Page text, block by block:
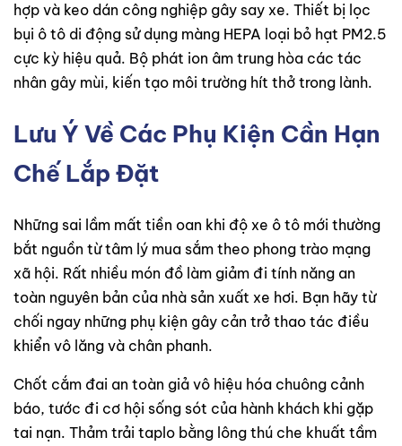
hợp và keo dán công nghiệp gây say xe. Thiết bị lọc
bụi ô tô di động sử dụng màng HEPA loại bỏ hạt PM2.5
cực kỳ hiệu quả. Bộ phát ion âm trung hòa các tác
nhân gây mùi, kiến tạo môi trường hít thở trong lành.
Lưu Ý Về Các Phụ Kiện Cần Hạn
Chế Lắp Đặt
Những sai lầm mất tiền oan khi độ xe ô tô mới thường
bắt nguồn từ tâm lý mua sắm theo phong trào mạng
xã hội. Rất nhiều món đồ làm giảm đi tính năng an
toàn nguyên bản của nhà sản xuất xe hơi. Bạn hãy từ
chối ngay những phụ kiện gây cản trở thao tác điều
khiển vô lăng và chân phanh.
Chốt cắm đai an toàn giả vô hiệu hóa chuông cảnh
báo, tước đi cơ hội sống sót của hành khách khi gặp
tai nạn. Thảm trải taplo bằng lông thú che khuất tầm